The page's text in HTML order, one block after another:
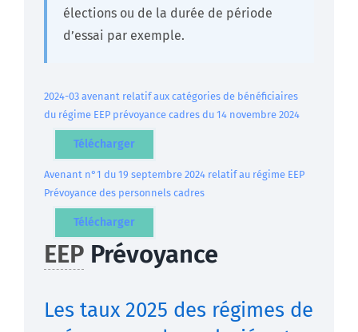
élections ou de la durée de période
d’essai par exemple.
2024-03 avenant relatif aux catégories de bénéficiaires
du régime EEP prévoyance cadres du 14 novembre 2024
Télécharger
Avenant n°1 du 19 septembre 2024 relatif au régime EEP
Prévoyance des personnels cadres
Télécharger
EEP Prévoyance
Les taux 2025 des régimes de